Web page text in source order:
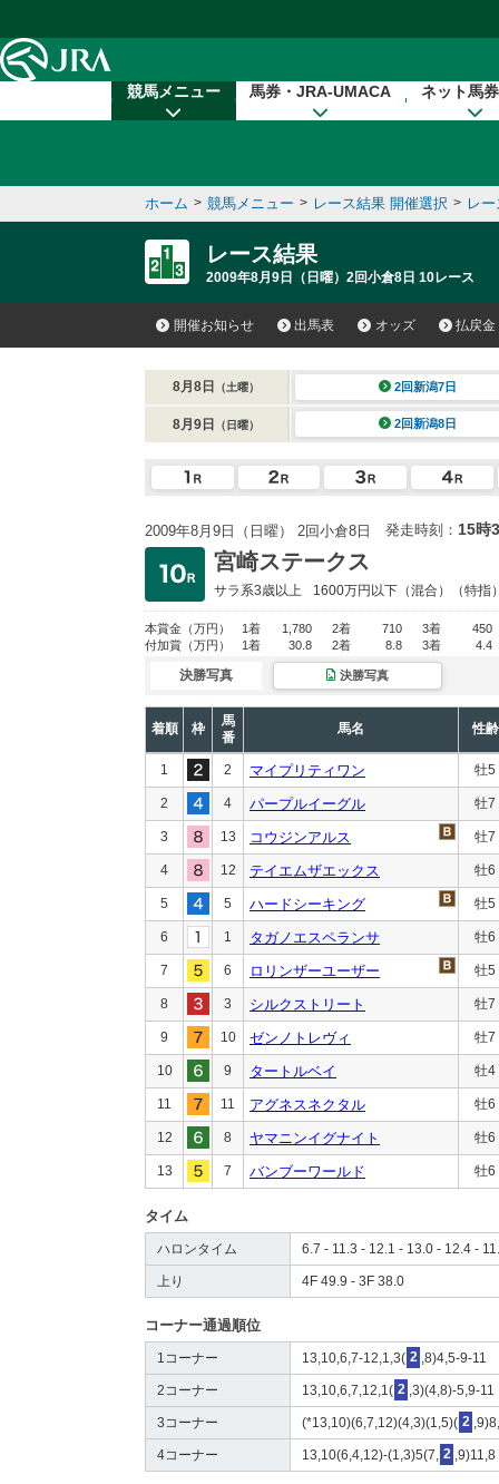
競馬メニュー 馬券・JRA-UMACA ネット馬
ホーム > 競馬メニュー > レース結果 開催選択 > レ
レース結果
2009年8月9日（日曜）2回小倉8日 10レース
開催お知らせ 出馬表 オッズ 払戻金
8月8日 （土曜） 2回新潟7日
8月9日 （日曜） 2回新潟8日
2009年8月9日（日曜） 2回小倉8日 発走時刻： 15時
宮崎ステークス
サラ系3歳以上 1600万円以下 （混合）（特指
本賞金 （万円） 1着 1,780 2着 710 3着
450
付加賞 （万円） 1着 30.8 2着 8.8 3着 4.4
決勝写真 決勝写真
着順 枠
馬
番
馬名 性齢
1 2 マイプリティワン 牡5
2 4 パープルイーグル 牡7
3 13 コウジンアルス 牡7
4 12 テイエムザエックス 牡6
5 5 ハードシーキング 牡5
6 1 タガノエスペランサ 牡6
7 6 ロリンザーユーザー 牡5
8 3 シルクストリート 牡7
9 10 ゼンノトレヴィ 牡7
10 9 タートルベイ 牡4
11 11 アグネスネクタル 牡6
12 8 ヤマニンイグナイト 牡6
13 7 バンブーワールド 牡6
タイム
ハロンタイム 6.7 - 11.3 - 12.1 - 13.0 - 12.4 -
上り 4F 49.9 - 3F 38.0
コーナー通過順位
1コーナー 13,10,6,7-12,1,3( 2 ,8)4,5-9-11
2コーナー 13,10,6,7,12,1( 2 ,3)(4,8)-5,9-11
3コーナー (*13,10)(6,7,12)(4,3)(1,5)( 2
4コーナー 13,10(6,4,12)-(1,3)5(7, 2 ,9)11,8